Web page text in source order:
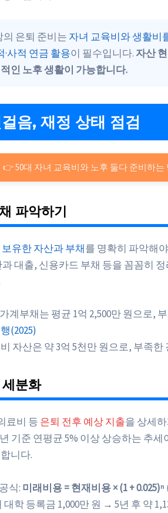
은퇴 준비는 자녀 교육비와 생활비
·사적 연금 활용이 필수입니다. 자산
인 노후 생활이 가능합니다.
음, 재정 상태 점검
👉 50대 자녀 교육비와 노후 둘다 준비하는
파악하기
유한 자산과 부채를 명확히 파악해
대출, 신용카드 부채 등을 꼼꼼히 정
계부채는 평균 1억 2,500만 원으로,
(2025)
자산은 약 3억 5천만 원으로, 부족한
분화
료비 등 은퇴 전후 예상 지출을 상세
기준 연평균 5% 이상 상승하는 추세
니다.
식: 미래비용 = 현재비용 × (1 + 0.025)ⁿ
대학 등록금 1,000만 원 → 5년 후 약